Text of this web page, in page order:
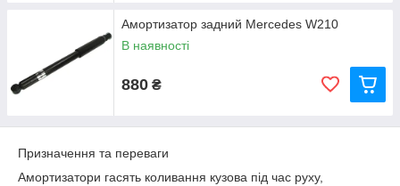
Амортизатор задний Mercedes W210
В наявності
880 ₴
Призначення та переваги
Амортизатори гасять коливання кузова під час руху,